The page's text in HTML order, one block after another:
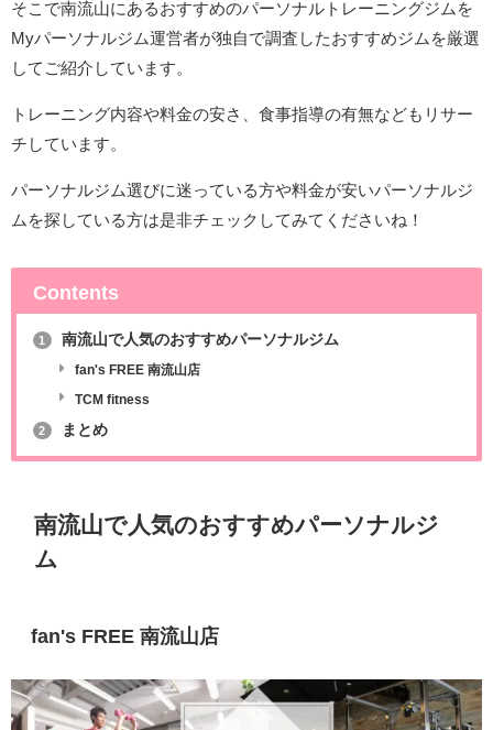
そこで南流山にあるおすすめのパーソナルトレーニングジムを
Myパーソナルジム運営者が独自で調査したおすすめジムを厳選
してご紹介しています。
トレーニング内容や料金の安さ、食事指導の有無などもリサー
チしています。
パーソナルジム選びに迷っている方や料金が安いパーソナルジ
ムを探している方は是非チェックしてみてくださいね！
Contents
1 南流山で人気のおすすめパーソナルジム
fan's FREE 南流山店
TCM fitness
2 まとめ
南流山で人気のおすすめパーソナルジ
ム
fan's FREE 南流山店